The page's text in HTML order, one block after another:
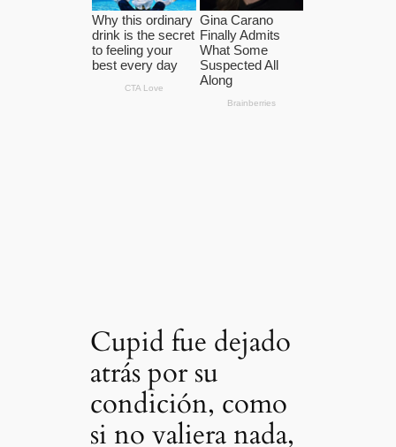
Cupid fue dejado
atrás por su
condición, como
si no valiera nada,